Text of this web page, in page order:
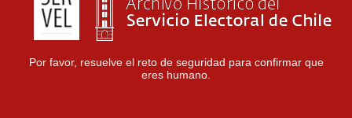
Por favor, resuelve el reto de seguridad para confirmar que
eres humano.